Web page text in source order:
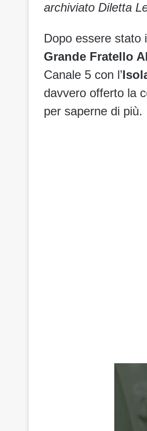
archiviato Diletta
Dopo essere stato
Grande Fratello
Canale 5 con l’
davvero offerto la
per saperne di più.